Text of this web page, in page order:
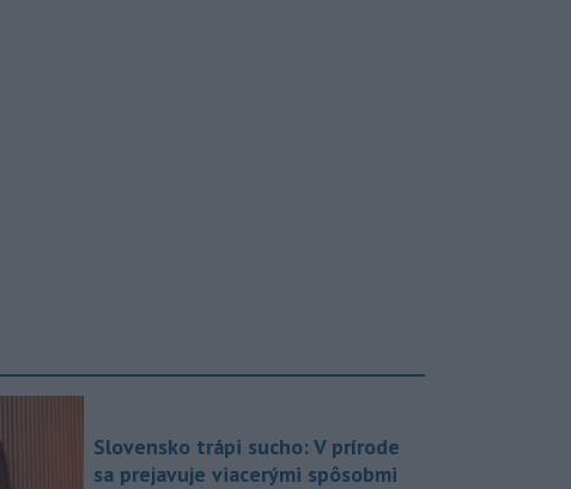
Slovensko trápi sucho: V prírode
sa prejavuje viacerými spôsobmi